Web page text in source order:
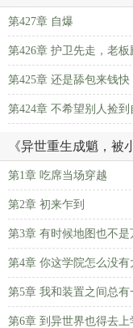
第427章 自爆
第426章 护卫先走，老板
第425章 还是舔包来钱快
第424章 不希望别人捡
《异世重生成魈，被
第1章 吃席当场穿越
第2章 初来乍到
第3章 有时候地图也不是
第4章 你这学院怎么没有
第5章 我和装置之间总有
第6章 到异世界也得去上